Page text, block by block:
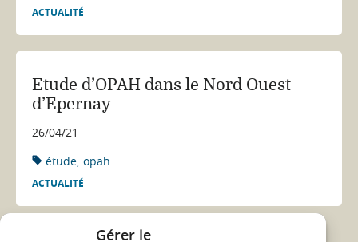
Gérer le
ACTUALITÉ
Etude d’OPAH dans le Nord Ouest
d’Epernay
26/04/21
étude opah ...
ACTUALITÉ